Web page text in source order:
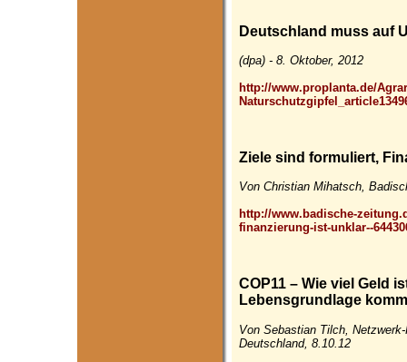
Deutschland muss auf
(dpa) - 8. Oktober, 2012
http://www.proplanta.de/
Ziele sind formuliert,
Von Christian Mihatsch,
http://www.badische-
finanzierung-ist-unklar--
COP11 – Wie viel Geld
Lebensgrundlage
Von Sebastian Tilch,
Deutschland, 8.10.12